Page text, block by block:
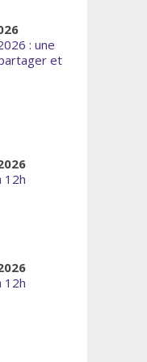
: une
et
12h
12h